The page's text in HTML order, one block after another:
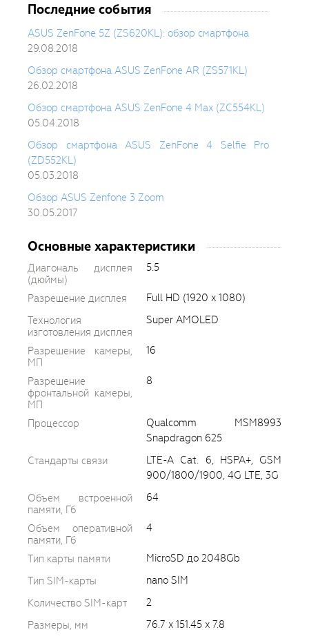
Последние события
ASUS ZenFone 5Z (ZS620KL): обзор смартфона
29.08.2018
Обзор смартфона ASUS ZenFone AR (ZS571KL)
26.02.2018
Обзор смартфона ASUS ZenFone 4 Max (ZC554KL)
05.04.2018
Обзор смартфона ASUS ZenFone 4 Selfie Pro
(ZD552KL)
05.03.2018
Обзор ASUS Zenfone 3 Zoom
30.05.2017
Основные характеристики
Диагональ дисплея
(дюймы)
5.5
Разрешение дисплея
Full HD (1920 x 1080)
Технология
изготовления дисплея
Super AMOLED
Разрешение камеры,
МП
16
Разрешение
фронтальной камеры,
МП
8
Процессор
Qualcomm MSM8993
Snapdragon 625
Стандарты связи
LTE-A Cat. 6, HSPA+, GSM
900/1800/1900, 4G LTE, 3G
Объем встроенной
памяти, Гб
64
Объем оперативной
памяти, Гб
4
Тип карты памяти
MicroSD до 2048Gb
Тип SIM-карты
nano SIM
Количество SIM-карт
2
Размеры, мм
76.7 x 151.45 x 7.8